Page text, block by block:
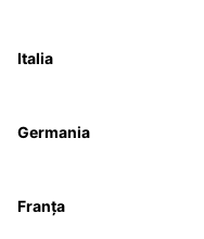
Italia
Germania
Franța